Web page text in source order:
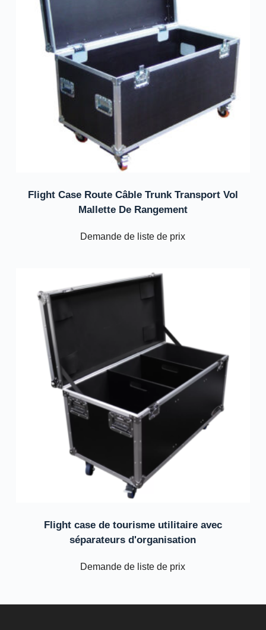
Flight Case Route Câble Trunk Transport Vol
Mallette De Rangement
Demande de liste de prix
Flight case de tourisme utilitaire avec
séparateurs d'organisation
Demande de liste de prix